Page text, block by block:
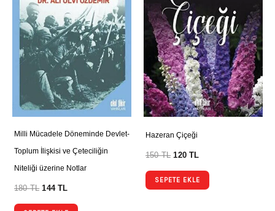
Milli Mücadele Döneminde Devlet-
Toplum İlişkisi ve Çeteciliğin
Niteliği üzerine Notlar
180TL 144TL
Hazeran Çiçeği
150TL 120TL
SEPETE EKLE